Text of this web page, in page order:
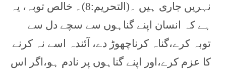
نہریں جاری ہیں ۔(التحریم:8)۔ خالص توبہ، یہ
ہے کہ انسان اپنے گناہوں سے سچے دل سے
توبہ کرے،گناہ کرناچھوڑ دے، آئندہ اسے نہ کرنے
کا عزم کرے،اور اپنے گناہوں پر نادم ہو،اگر اس